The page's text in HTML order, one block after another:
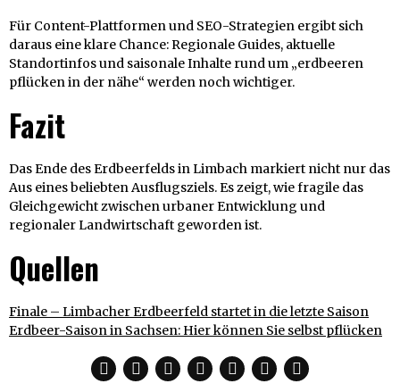
Für Content-Plattformen und SEO-Strategien ergibt sich
daraus eine klare Chance: Regionale Guides, aktuelle
Standortinfos und saisonale Inhalte rund um „erdbeeren
pflücken in der nähe“ werden noch wichtiger.
Fazit
Das Ende des Erdbeerfelds in Limbach markiert nicht nur das
Aus eines beliebten Ausflugsziels. Es zeigt, wie fragile das
Gleichgewicht zwischen urbaner Entwicklung und
regionaler Landwirtschaft geworden ist.
Quellen
Finale – Limbacher Erdbeerfeld startet in die letzte Saison
Erdbeer-Saison in Sachsen: Hier können Sie selbst pflücken